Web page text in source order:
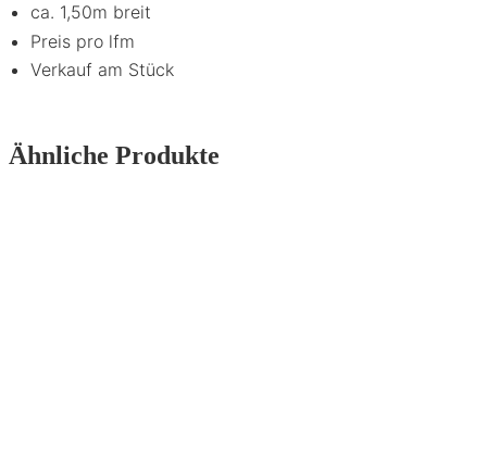
ca. 1,50m breit
Preis pro lfm
Verkauf am Stück
Ähnliche Produkte